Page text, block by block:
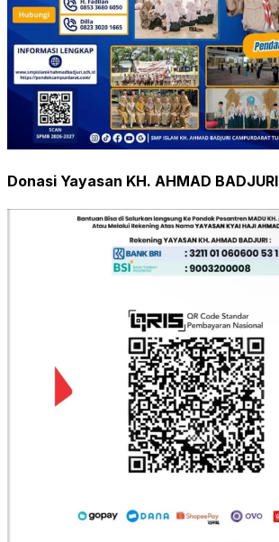
Donasi Yayasan KH. AHMAD BADJURI